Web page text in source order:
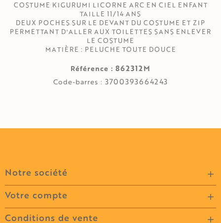
COSTUME KIGURUMI LICORNE ARC EN CIEL ENFANT
TAILLE 11/14 ANS
DEUX POCHES SUR LE DEVANT DU COSTUME ET ZIP
PERMETTANT D'ALLER AUX TOILETTES SANS ENLEVER
LE COSTUME
MATIÈRE : PELUCHE TOUTE DOUCE
Référence : 862312M
Code-barres : 3700393664243
Notre société 
Votre compte 
Conditions de vente 